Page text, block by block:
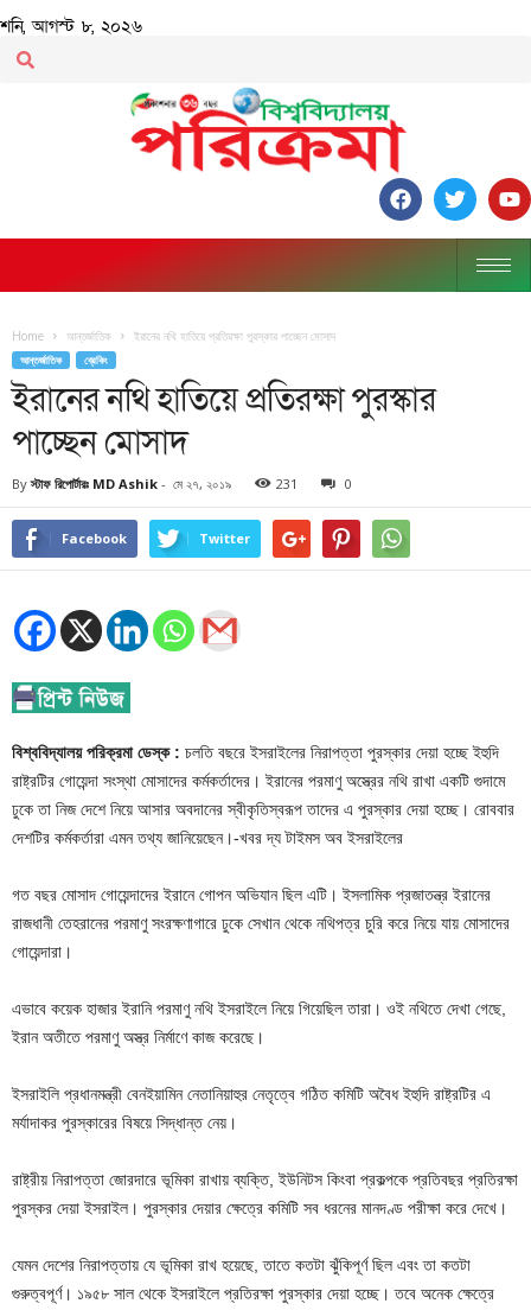
শনি, আগস্ট ৮, ২০২৬
Home আন্তর্জাতিক ইরানের নথি হাতিয়ে প্রতিরক্ষা পুরস্কার পাচ্ছেন মোসাদ
আন্তর্জাতিক ব্রেকিং
ইরানের নথি হাতিয়ে প্রতিরক্ষা পুরস্কার
পাচ্ছেন মোসাদ
By স্টাফ রিপোর্টারঃ MD Ashik - মে ২৭, ২০১৯ 231 0
Facebook Twitter
বিশ্ববিদ্যালয় পরিক্রমা ডেস্ক : চলতি বছরে ইসরাইলের নিরাপত্তা পুরস্কার দেয়া হচ্ছে ইহুদি
রাষ্ট্রটির গোয়েন্দা সংস্থা মোসাদের কর্মকর্তাদের। ইরানের পরমাণু অস্ত্রের নথি রাখা একটি গুদামে
ঢুকে তা নিজ দেশে নিয়ে আসার অবদানের স্বীকৃতিস্বরূপ তাদের এ পুরস্কার দেয়া হচ্ছে। রোববার
দেশটির কর্মকর্তারা এমন তথ্য জানিয়েছেন।-খবর দ্য টাইমস অব ইসরাইলের
গত বছর মোসাদ গোয়েন্দাদের ইরানে গোপন অভিযান ছিল এটি। ইসলামিক প্রজাতন্ত্র ইরানের
রাজধানী তেহরানের পরমাণু সংরক্ষণাগারে ঢুকে সেখান থেকে নথিপত্র চুরি করে নিয়ে যায় মোসাদের
গোয়েন্দারা।
এভাবে কয়েক হাজার ইরানি পরমাণু নথি ইসরাইলে নিয়ে গিয়েছিল তারা। ওই নথিতে দেখা গেছে,
ইরান অতীতে পরমাণু অস্ত্র নির্মাণে কাজ করেছে।
ইসরাইলি প্রধানমন্ত্রী বেনইয়ামিন নেতানিয়াহুর নেতৃত্বে গঠিত কমিটি অবৈধ ইহুদি রাষ্ট্রটির এ
মর্যাদাকর পুরস্কারের বিষয়ে সিদ্ধান্ত নেয়।
রাষ্ট্রীয় নিরাপত্তা জোরদারে ভূমিকা রাখায় ব্যক্তি, ইউনিটস কিংবা প্রকল্পকে প্রতিবছর প্রতিরক্ষা
পুরস্কর দেয়া ইসরাইল। পুরস্কার দেয়ার ক্ষেত্রে কমিটি সব ধরনের মানদণ্ড পরীক্ষা করে দেখে।
যেমন দেশের নিরাপত্তায় যে ভূমিকা রাখ হয়েছে, তাতে কতটা ঝুঁকিপূর্ণ ছিল এবং তা কতটা
গুরুত্বপূর্ণ। ১৯৫৮ সাল থেকে ইসরাইলে প্রতিরক্ষা পুরস্কার দেয়া হচ্ছে। তবে অনেক ক্ষেত্রে